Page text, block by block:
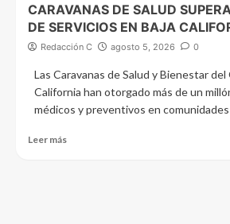
CARAVANAS DE SALUD
DE SERVICIOS EN BAJA
Redacción C agosto 5, 2026 0
Las Caravanas de Salud y Bienestar
California han otorgado más de un
médicos y preventivos en comunidades
Leer más